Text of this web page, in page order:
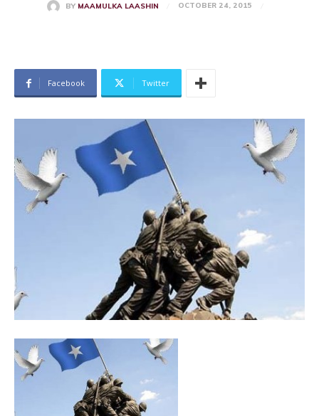
BY MAAMULKA LAASHIN OCTOBER 24, 2015
Facebook Twitter